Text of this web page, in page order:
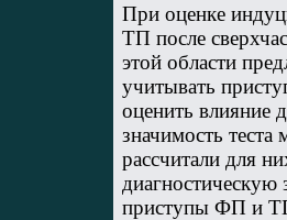
При оценке
ТП после
этой области
учитывать
оценить влияние
значимость
рассчитали для
приступы ФП и